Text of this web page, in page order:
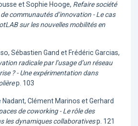
et Sophie Hooge, Refaire société
communautés d’innovation - Le cas
sur les nouvelles mobilités en
Sébastien Gand et Frédéric Garcias,
radicale par l’usage d’un réseau
? - Une expérimentation dans
p. 103
Nadant, Clément Marinos et Gerhard
de coworking - Le rôle des
les dynamiques collaborativesp. 121